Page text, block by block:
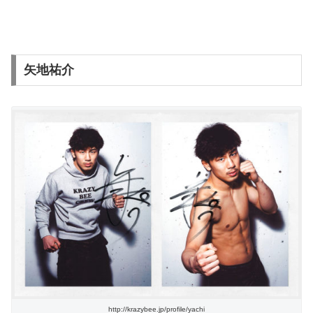
矢地祐介
http://krazybee.jp/profile/yachi